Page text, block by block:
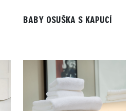
BABY OSUŠKA S KAPUCÍ